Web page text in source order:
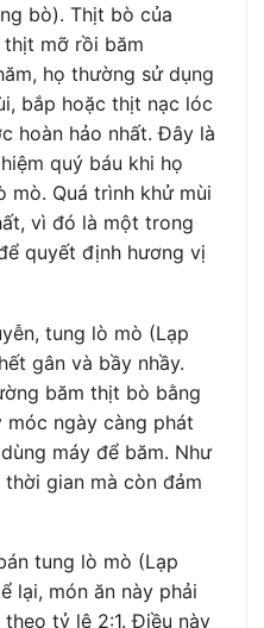
bò). Thịt bò của
mỡ rồi băm
họ thường sử dụng
bắp hoặc thịt nạc lóc
hoàn hảo nhất. Đây là
quý báu khi họ
mò. Quá trình khử mùi
vì đó là một trong
quyết định hương vị
tung lò mò (Lạp
gân và bầy nhầy.
băm thịt bò bằng
móc ngày càng phát
máy để băm. Như
gian mà còn đảm
tung lò mò (Lạp
lại, món ăn này phải
tỷ lệ 2:1. Điều này